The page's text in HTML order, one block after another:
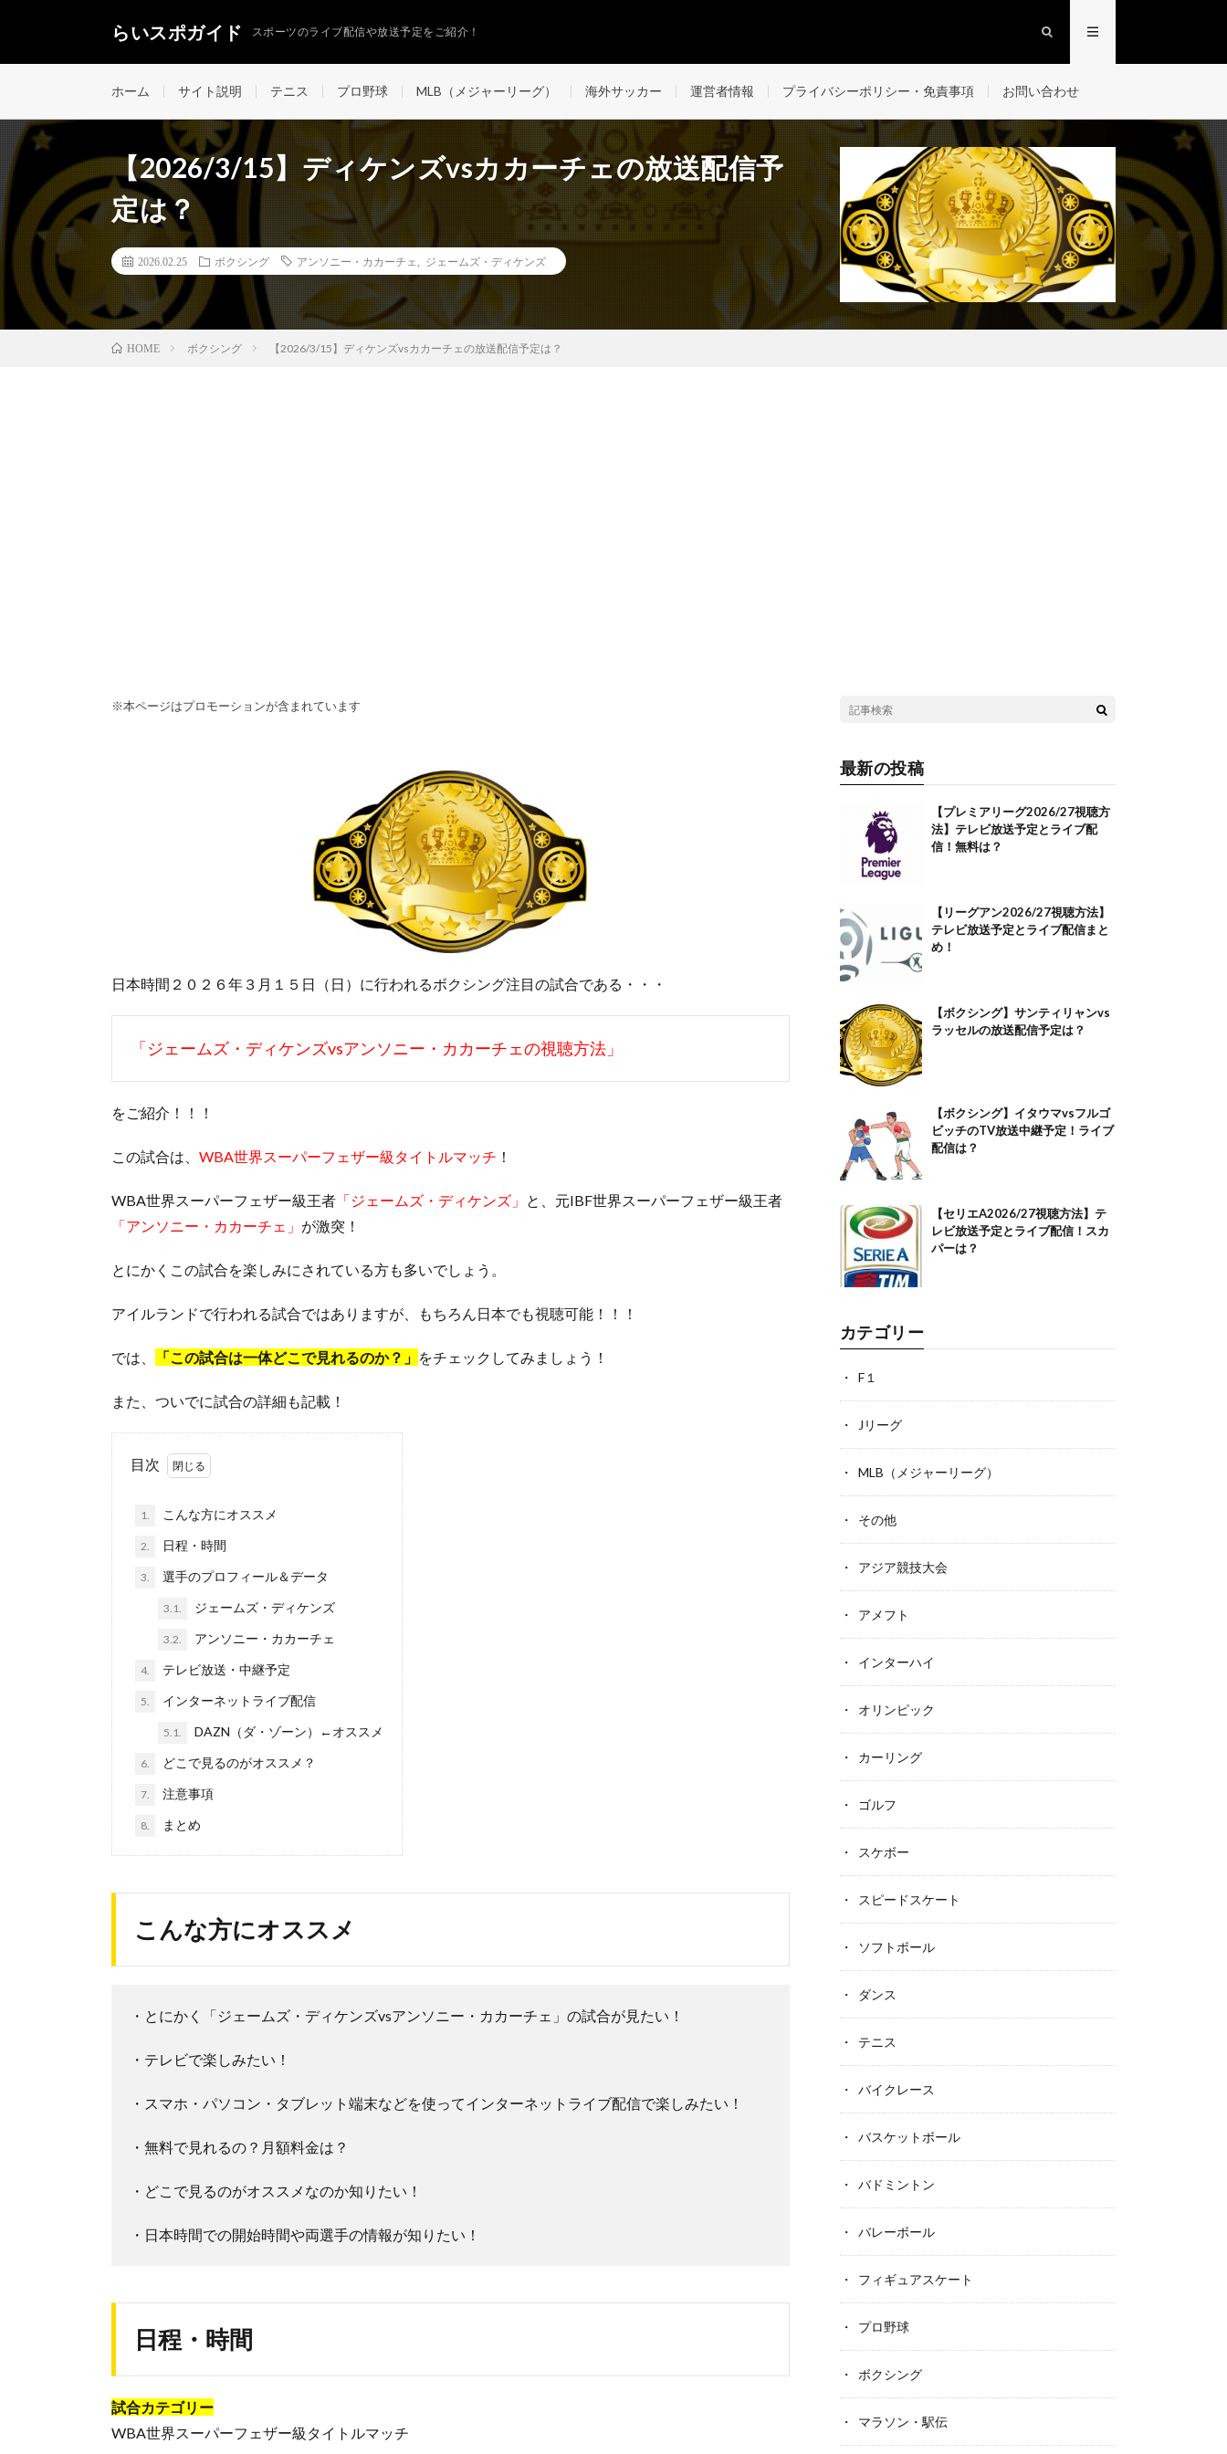
らいスポガイド スポーツのライブ配信や放送予定をご紹介！
ホーム サイト説明 テニス プロ野球 MLB（メジャーリーグ） 海外サッカー 運営者情報 プライバシーポリシー・免責事項 お問い合わせ
【2026/3/15】ディケンズvsカカーチェの放送配信予
定は？
2026.02.25 ボクシング アンソニー・カカーチェ ジェームズ・ディケンズ
HOME ボクシング 【2026/3/15】ディケンズvsカカーチェの放送配信予定は？
※本ページはプロモーションが含まれています
日本時間２０２６年３月１５日（日）に行われるボクシング注目の試合である・・・
「ジェームズ・ディケンズvsアンソニー・カカーチェの視聴方法」
をご紹介！！！
この試合は、 WBA世界スーパーフェザー級タイトルマッチ ！
WBA世界スーパーフェザー級王者 「ジェームズ・ディケンズ」 と、元IBF世界スーパーフェザー級王者
「アンソニー・カカーチェ」 が激突！
とにかくこの試合を楽しみにされている方も多いでしょう。
アイルランドで行われる試合ではありますが、もちろん日本でも視聴可能！！！
では、 「この試合は一体どこで見れるのか？」 をチェックしてみましょう！
また、ついでに試合の詳細も記載！
目次
1. こんな方にオススメ
2. 日程・時間
3. 選手のプロフィール＆データ
3.1. ジェームズ・ディケンズ
3.2. アンソニー・カカーチェ
4. テレビ放送・中継予定
5. インターネットライブ配信
5.1. DAZN（ダ・ゾーン）←オススメ
6. どこで見るのがオススメ？
7. 注意事項
8. まとめ
こんな方にオススメ
・とにかく「ジェームズ・ディケンズvsアンソニー・カカーチェ」の試合が見たい！
・テレビで楽しみたい！
・スマホ・パソコン・タブレット端末などを使ってインターネットライブ配信で楽しみたい！
・無料で見れるの？月額料金は？
・どこで見るのがオススメなのか知りたい！
・日本時間での開始時間や両選手の情報が知りたい！
日程・時間
試合カテゴリー
WBA世界スーパーフェザー級タイトルマッチ
最新の投稿
【プレミアリーグ2026/27視聴方
法】テレビ放送予定とライブ配
信！無料は？
【リーグアン2026/27視聴方法】
テレビ放送予定とライブ配信まと
め！
【ボクシング】サンティリャンvs
ラッセルの放送配信予定は？
【ボクシング】イタウマvsフルゴ
ビッチのTV放送中継予定！ライブ
配信は？
【セリエA2026/27視聴方法】テ
レビ放送予定とライブ配信！スカ
パーは？
カテゴリー
F１
Jリーグ
MLB（メジャーリーグ）
その他
アジア競技大会
アメフト
インターハイ
オリンピック
カーリング
ゴルフ
スケボー
スピードスケート
ソフトボール
ダンス
テニス
バイクレース
バスケットボール
バドミントン
バレーボール
フィギュアスケート
プロ野球
ボクシング
マラソン・駅伝